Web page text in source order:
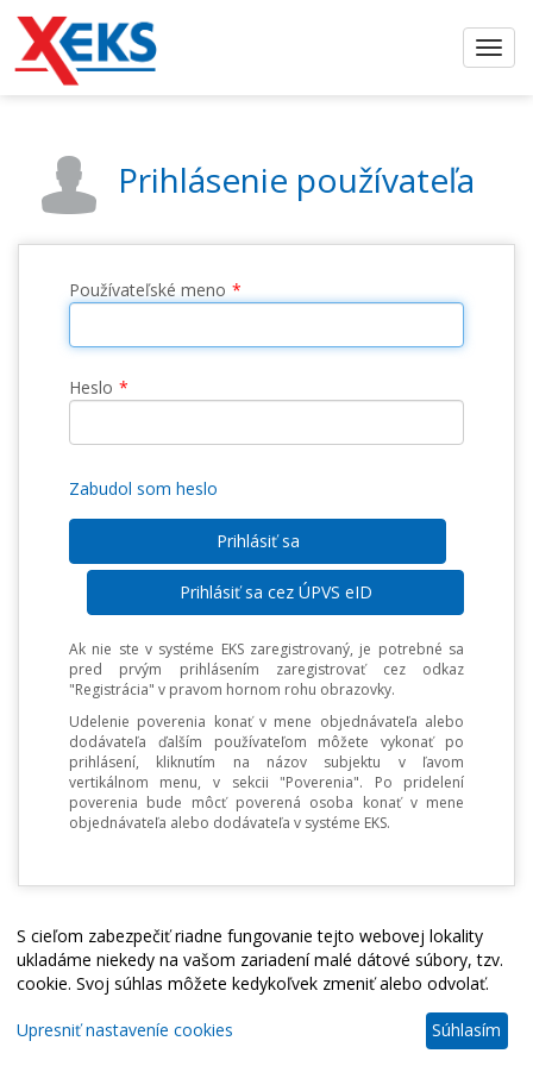
Prihlásenie používateľa
Používateľské meno
Heslo
Zabudol som heslo
Prihlásiť sa cez ÚPVS eID
Ak nie ste v systéme EKS zaregistrovaný, je potrebné sa
pred prvým prihlásením zaregistrovať cez odkaz
"Registrácia" v pravom hornom rohu obrazovky.
Udelenie poverenia konať v mene objednávateľa alebo
dodávateľa ďalším používateľom môžete vykonať po
prihlásení, kliknutím na názov subjektu v ľavom
vertikálnom menu, v sekcii "Poverenia". Po pridelení
poverenia bude môcť poverená osoba konať v mene
objednávateľa alebo dodávateľa v systéme EKS.
S cieľom zabezpečiť riadne fungovanie tejto webovej lokality
ukladáme niekedy na vašom zariadení malé dátové súbory, tzv.
cookie. Svoj súhlas môžete kedykoľvek zmeniť alebo odvolať.
Upresniť nastaveníe cookies Súhlasím